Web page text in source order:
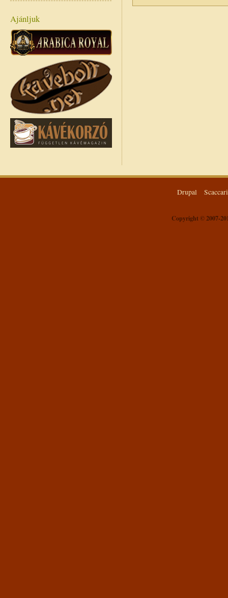
Ajánljuk
Drupal
Copyright © 2007-